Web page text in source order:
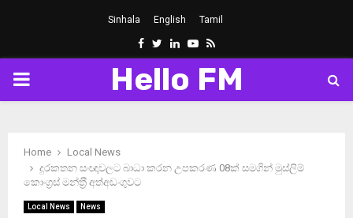
Sinhala English Tamil
Facebook
Twitter
LinkedinYoutube
Rss
PRIMARY
Hello FM
Home
Local News
දුරකතන සංඥාවලට බාධා කරන උපකරණ 08ක් සමගින් මුස්ලිම්
කොංග‍්‍රස් මන්ත‍්‍රී අත්අඩංගුවට
Local News News